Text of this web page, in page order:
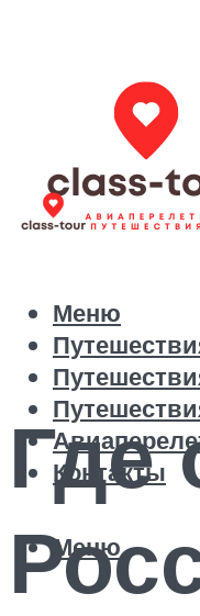
Контакты
Меню
Меню
Где